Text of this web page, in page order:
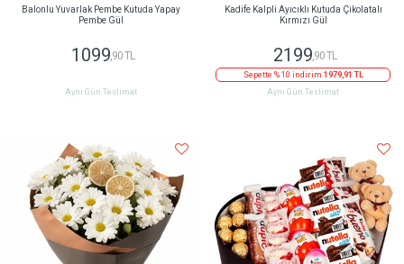
Balonlu Yuvarlak Pembe Kutuda Yapay
Pembe Gül
1099,90 TL
Aynı Gün Teslimat
Kadife Kalpli Ayıcıklı Kutuda Çikolatalı
Kırmızı Gül
2199,90 TL
Sepette % 10 indirim 1979,91 TL
Aynı Gün Teslimat